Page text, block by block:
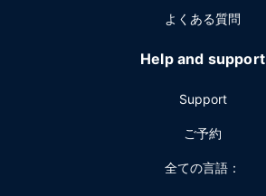
よくある質問
Help and support
Support
ご予約
全ての言語：